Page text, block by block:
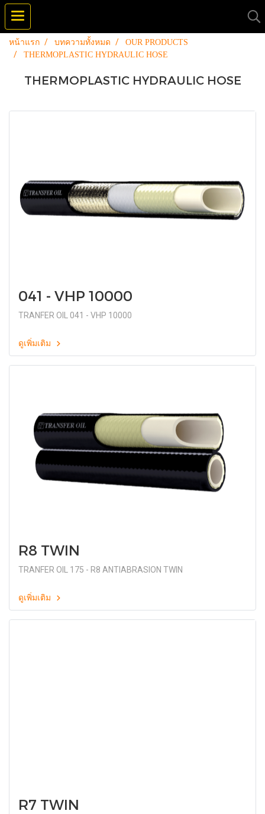
หน้าแรก บทความทั้งหมด
OUR PRODUCTS
THERMOPLASTIC HYDRAULIC HOSE
THERMOPLASTIC HYDRAULIC HOSE
041 - VHP 10000
TRANFER OIL 041 - VHP 10000
ดูเพิ่มเติม
R8 TWIN
TRANFER OIL 175 - R8 ANTIABRASION TWIN
ดูเพิ่มเติม
R7 TWIN